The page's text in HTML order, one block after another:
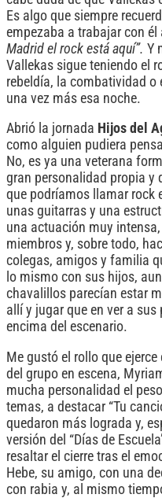
Es algo que siempre
empezaba a trabajar con
Madrid el rock está aquí”. Y
Vallekas sigue teniendo el
rebeldía, la combatividad
una vez más esa noche.
Abrió la jornada Hijos del
como alguien pudiera
No, es ya una veterana
gran personalidad propia y
que podríamos llamar rock
unas guitarras y una
una actuación muy
miembros y, sobre todo,
colegas, amigos y familia
lo mismo con sus hijos,
chavalillos parecían estar
allí y jugar que en ver a
encima del escenario.
Me gustó el rollo que
del grupo en escena,
mucha personalidad el
temas, a destacar “Tu
quedaron más lograda y,
versión del “Días de
resaltar el cierre tras el
Hebe, su amigo, con una
con rabia y, al mismo